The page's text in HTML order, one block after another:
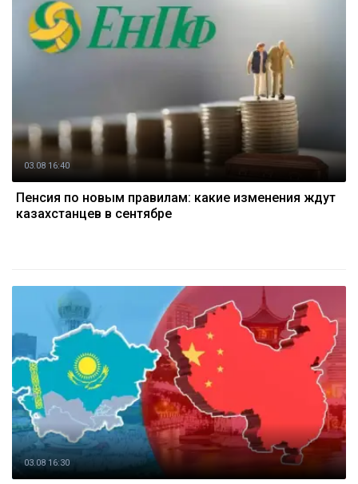
03.08 16:40
Пенсия по новым правилам: какие изменения ждут
казахстанцев в сентябре
03.08 16:30